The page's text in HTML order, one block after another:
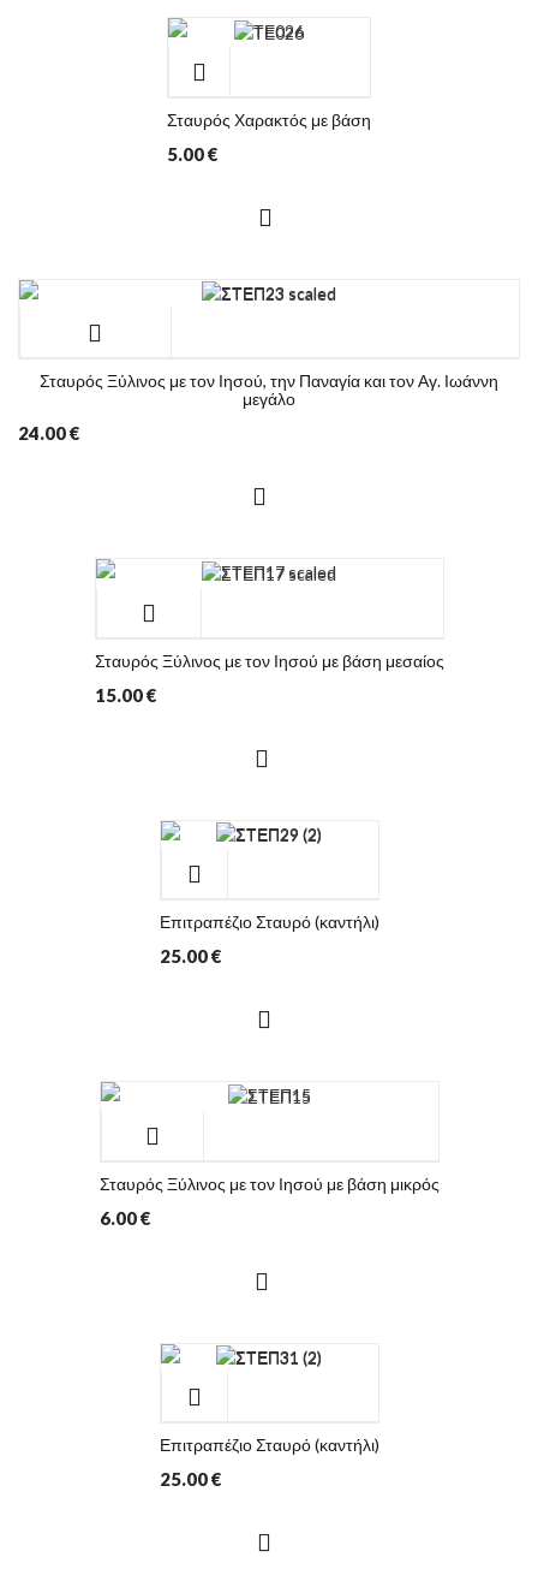
Σταυρός Χαρακτός με βάση
5.00€
Σταυρός Ξύλινος με τον Ιησού, την Παναγία και τον Αγ. Ιωάννη
μεγάλο
24.00€
Σταυρός Ξύλινος με τον Ιησού με βάση μεσαίος
15.00€
Επιτραπέζιο Σταυρό (καντήλι)
25.00€
Σταυρός Ξύλινος με τον Ιησού με βάση μικρός
6.00€
Επιτραπέζιο Σταυρό (καντήλι)
25.00€